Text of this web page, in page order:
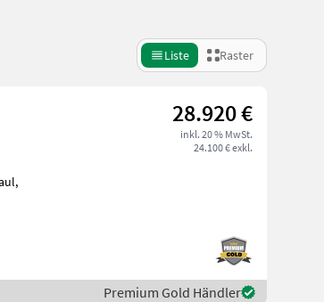
Liste Raster
28.920 €
inkl. 20 % MwSt.
24.100 € exkl.
Premium Gold Händler